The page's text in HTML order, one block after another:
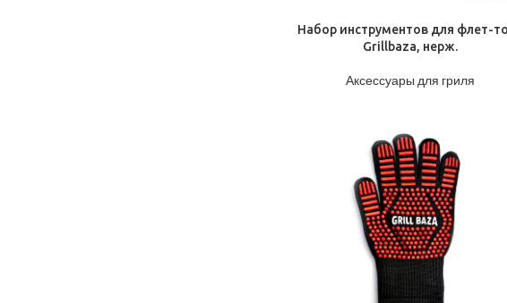
ПОДРОБНЕЕ
Набор инструментов для флет-
Grillbaza, нерж.
Аксессуары для гриля